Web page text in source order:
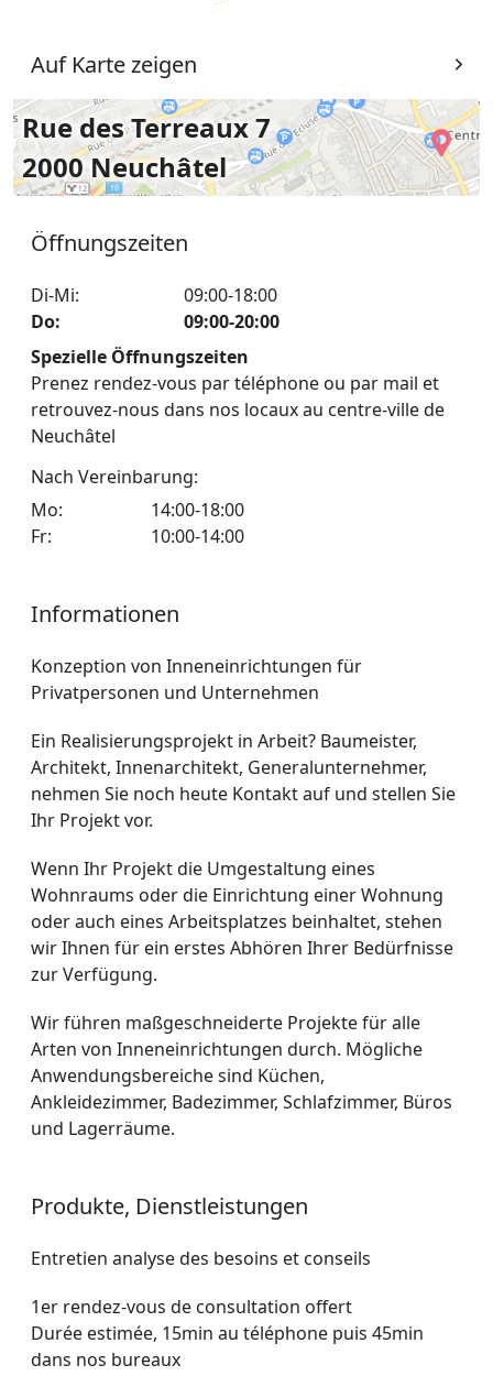
Auf Karte zeigen
Rue des Terreaux 7
2000 Neuchâtel
Öffnungszeiten
Di-Mi:
09:00-18:00
Do:
09:00-20:00
Spezielle Öffnungszeiten
Prenez rendez-vous par téléphone ou par mail et
retrouvez-nous dans nos locaux au centre-ville de
Neuchâtel
Nach Vereinbarung:
Mo:
14:00-18:00
Fr: 10:00-14:00
Informationen
Konzeption von Inneneinrichtungen für
Privatpersonen und Unternehmen
Ein Realisierungsprojekt in Arbeit? Baumeister,
Architekt, Innenarchitekt, Generalunternehmer,
nehmen Sie noch heute Kontakt auf und stellen Sie
Ihr Projekt vor.
Wenn Ihr Projekt die Umgestaltung eines
Wohnraums oder die Einrichtung einer Wohnung
oder auch eines Arbeitsplatzes beinhaltet, stehen
wir Ihnen für ein erstes Abhören Ihrer Bedürfnisse
zur Verfügung.
Wir führen maßgeschneiderte Projekte für alle
Arten von Inneneinrichtungen durch. Mögliche
Anwendungsbereiche sind Küchen,
Ankleidezimmer, Badezimmer, Schlafzimmer, Büros
und Lagerräume.
Produkte, Dienstleistungen
Entretien analyse des besoins et conseils
1er rendez-vous de consultation offert
Durée estimée, 15min au téléphone puis 45min
dans nos bureaux